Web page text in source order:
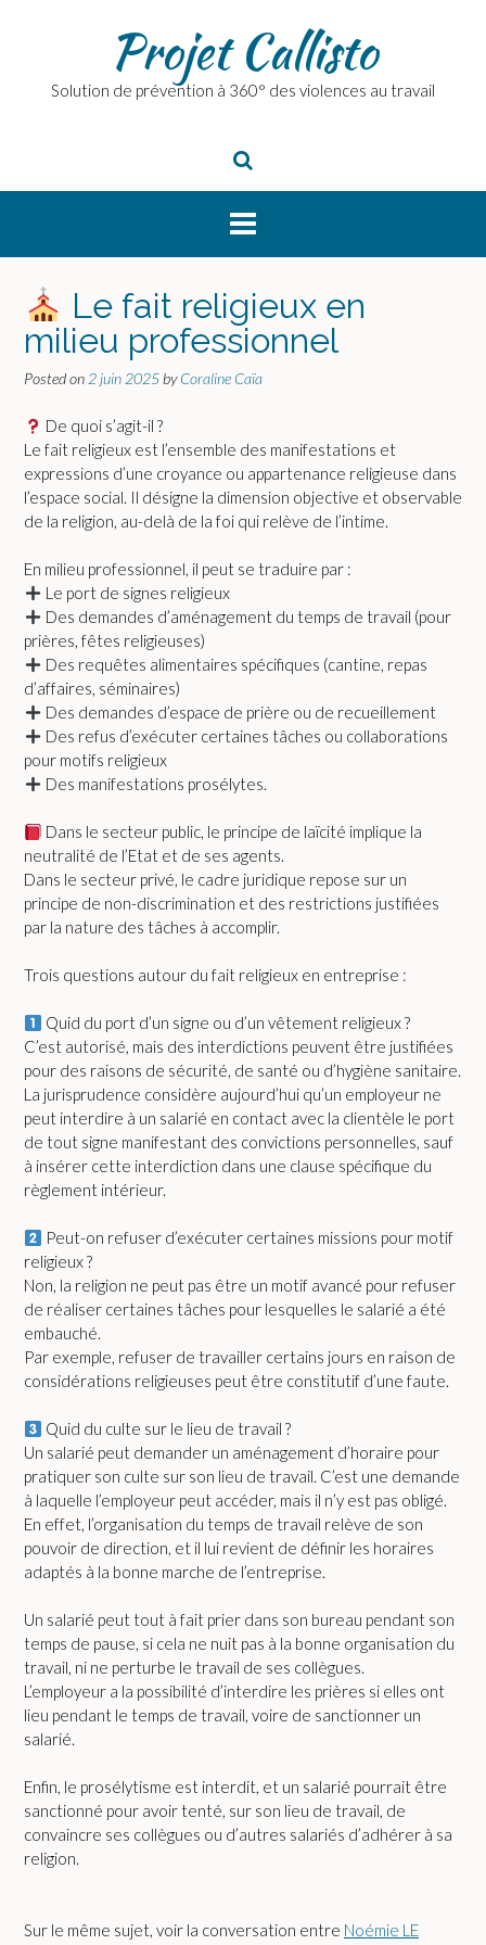
Projet Callisto
Solution de prévention à 360° des violences au travail
Le fait religieux en
milieu professionnel
Posted on 2 juin 2025 byCoraline Caïa
De quoi s’agit-il ?
Le fait religieux est l’ensemble des manifestations et
expressions d’une croyance ou appartenance religieuse dans
l’espace social. Il désigne la dimension objective et observable
de la religion, au-delà de la foi qui relève de l’intime.
En milieu professionnel, il peut se traduire par :
Le port de signes religieux
Des demandes d’aménagement du temps de travail (pour
prières, fêtes religieuses)
Des requêtes alimentaires spécifiques (cantine, repas
d’affaires, séminaires)
Des demandes d’espace de prière ou de recueillement
Des refus d’exécuter certaines tâches ou collaborations
pour motifs religieux
Des manifestations prosélytes.
Dans le secteur public, le principe de laïcité implique la
neutralité de l’Etat et de ses agents.
Dans le secteur privé, le cadre juridique repose sur un
principe de non-discrimination et des restrictions justifiées
par la nature des tâches à accomplir.
Trois questions autour du fait religieux en entreprise :
Quid du port d’un signe ou d’un vêtement religieux ?
C’est autorisé, mais des interdictions peuvent être justifiées
pour des raisons de sécurité, de santé ou d’hygiène sanitaire.
La jurisprudence considère aujourd’hui qu’un employeur ne
peut interdire à un salarié en contact avec la clientèle le port
de tout signe manifestant des convictions personnelles, sauf
à insérer cette interdiction dans une clause spécifique du
règlement intérieur.
Peut-on refuser d’exécuter certaines missions pour motif
religieux ?
Non, la religion ne peut pas être un motif avancé pour refuser
de réaliser certaines tâches pour lesquelles le salarié a été
embauché.
Par exemple, refuser de travailler certains jours en raison de
considérations religieuses peut être constitutif d’une faute.
Quid du culte sur le lieu de travail ?
Un salarié peut demander un aménagement d’horaire pour
pratiquer son culte sur son lieu de travail. C’est une demande
à laquelle l’employeur peut accéder, mais il n’y est pas obligé.
En effet, l’organisation du temps de travail relève de son
pouvoir de direction, et il lui revient de définir les horaires
adaptés à la bonne marche de l’entreprise.
Un salarié peut tout à fait prier dans son bureau pendant son
temps de pause, si cela ne nuit pas à la bonne organisation du
travail, ni ne perturbe le travail de ses collègues.
L’employeur a la possibilité d’interdire les prières si elles ont
lieu pendant le temps de travail, voire de sanctionner un
salarié.
Enfin, le prosélytisme est interdit, et un salarié pourrait être
sanctionné pour avoir tenté, sur son lieu de travail, de
convaincre ses collègues ou d’autres salariés d’adhérer à sa
religion.
Sur le même sujet, voir la conversation entre Noémie LE